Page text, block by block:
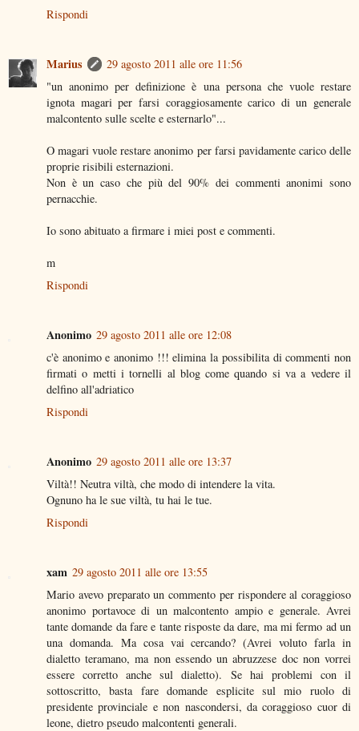
Rispondi
Marius
29 agosto 2011 alle ore 11:56
"un anonimo per definizione è una persona che vuole restare
ignota magari per farsi coraggiosamente carico di un generale
malcontento sulle scelte e esternarlo"...
O magari vuole restare anonimo per farsi pavidamente carico delle
proprie risibili esternazioni.
Non è un caso che più del 90% dei commenti anonimi sono
pernacchie.
Io sono abituato a firmare i miei post e commenti.
m
Rispondi
Anonimo 29 agosto 2011 alle ore 12:08
c'è anonimo e anonimo !!! elimina la possibilita di commenti non
firmati o metti i tornelli al blog come quando si va a vedere il
delfino all'adriatico
Rispondi
Anonimo 29 agosto 2011 alle ore 13:37
Viltà!! Neutra viltà, che modo di intendere la vita.
Ognuno ha le sue viltà, tu hai le tue.
Rispondi
xam 29 agosto 2011 alle ore 13:55
Mario avevo preparato un commento per rispondere al coraggioso
anonimo portavoce di un malcontento ampio e generale. Avrei
tante domande da fare e tante risposte da dare, ma mi fermo ad un
una domanda. Ma cosa vai cercando? (Avrei voluto farla in
dialetto teramano, ma non essendo un abruzzese doc non vorrei
essere corretto anche sul dialetto). Se hai problemi con il
sottoscritto, basta fare domande esplicite sul mio ruolo di
presidente provinciale e non nascondersi, da coraggioso cuor di
leone, dietro pseudo malcontenti generali.